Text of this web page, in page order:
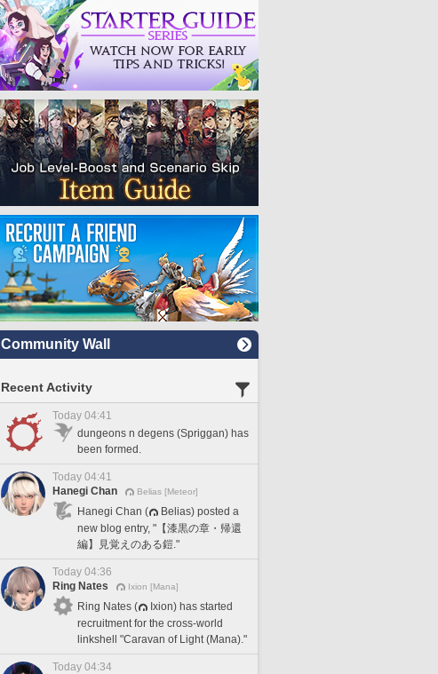
Community Wall
Recent Activity
Today 04:41
dungeons n degens (Spriggan) has
been formed.
Today 04:41
Hanegi Chan
Belias [Meteor]
Hanegi Chan (
Belias) posted a
new blog entry, "【漆黒の章・帰還
編】見覚えのある鎧."
Today 04:36
Ring Nates
Ixion [Mana]
Ring Nates (
Ixion) has started
recruitment for the cross-world
linkshell "Caravan of Light (Mana)."
Today 04:34